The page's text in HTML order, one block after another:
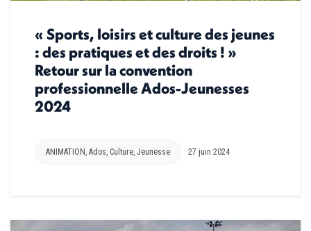
« Sports, loisirs et culture des jeunes
: des pratiques et des droits ! »
Retour sur la convention
professionnelle Ados-Jeunesses
2024
ANIMATION Ados Culture Jeunesse 27 juin 2024